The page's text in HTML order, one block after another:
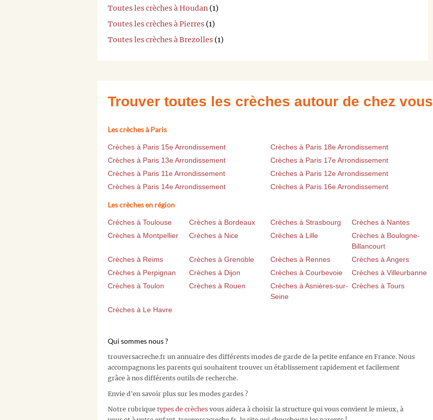
Toutes les crèches à Houdan (1)
Toutes les crèches à Pierres (1)
Toutes les crèches à Brezolles (1)
Trouver toutes les crèches autour de chez vous
Les crèches à Paris
Crèches à Paris 15e Arrondissement
Crèches à Paris 18e Arrondissement
Crèches à Paris 13e Arrondissement
Crèches à Paris 17e Arrondissement
Crèches à Paris 11e Arrondissement
Crèches à Paris 12e Arrondissement
Crèches à Paris 14e Arrondissement
Crèches à Paris 16e Arrondissement
Les crèches en région
Crèches à Toulouse Crèches à Bordeaux Crèches à Strasbourg
Crèches à Nantes
Crèches à Montpellier
Crèches à Nice Crèches à Lille
Crèches à Boulogne-
Billancourt
Crèches à Reims
Crèches à Grenoble Crèches à Rennes
Crèches à Angers
Crèches à Perpignan
Crèches à Dijon Crèches à Courbevoie
Crèches à Villeurbanne
Crèches à Toulon
Crèches à Rouen
Crèches à Asnières-sur-
Seine
Crèches à Tours
Crèches à Le Havre
Qui sommes nous ?
trouversacreche.fr un annuaire des différents modes de garde de la petite enfance en France. Nous
accompagnons les parents qui souhaitent trouver un établissement rapidement et facilement
grâce à nos différents outils de recherche.
Envie d'en savoir plus sur les modes gardes ?
Notre rubrique types de crèches vous aidera à choisir la structure qui vous convient le mieux, à